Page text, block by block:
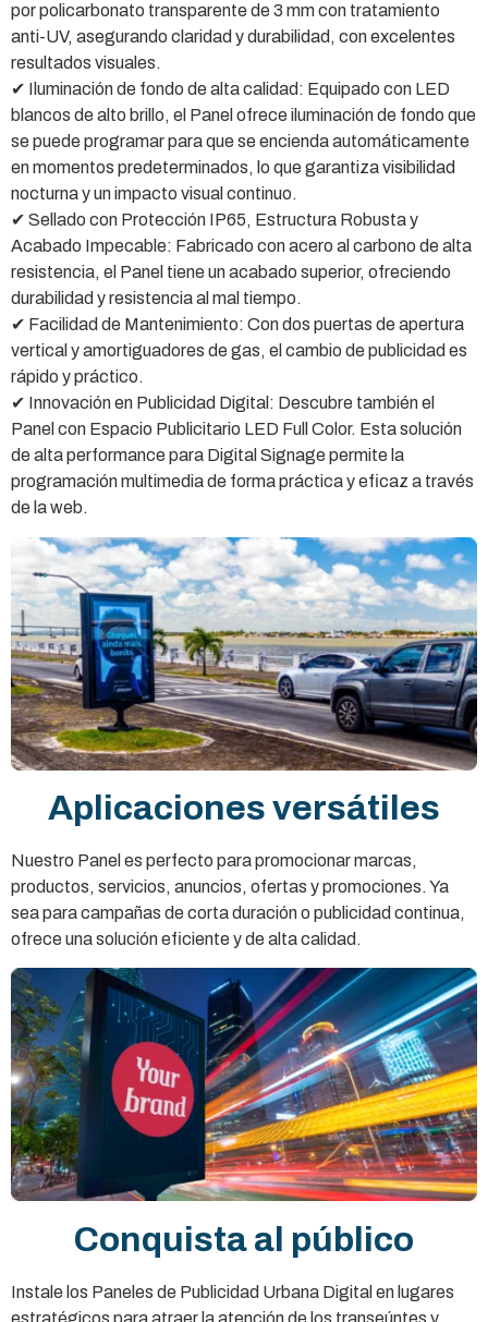
por policarbonato transparente de 3 mm con tratamiento
anti-UV, asegurando claridad y durabilidad, con excelentes
resultados visuales.
✔ Iluminación de fondo de alta calidad: Equipado con LED
blancos de alto brillo, el Panel ofrece iluminación de fondo que
se puede programar para que se encienda automáticamente
en momentos predeterminados, lo que garantiza visibilidad
nocturna y un impacto visual continuo.
✔ Sellado con Protección IP65, Estructura Robusta y
Acabado Impecable: Fabricado con acero al carbono de alta
resistencia, el Panel tiene un acabado superior, ofreciendo
durabilidad y resistencia al mal tiempo.
✔ Facilidad de Mantenimiento: Con dos puertas de apertura
vertical y amortiguadores de gas, el cambio de publicidad es
rápido y práctico.
✔ Innovación en Publicidad Digital: Descubre también el
Panel con Espacio Publicitario LED Full Color. Esta solución
de alta performance para Digital Signage permite la
programación multimedia de forma práctica y eficaz a través
de la web.
Aplicaciones versátiles
Nuestro Panel es perfecto para promocionar marcas,
productos, servicios, anuncios, ofertas y promociones. Ya
sea para campañas de corta duración o publicidad continua,
ofrece una solución eficiente y de alta calidad.
Conquista al público
Instale los Paneles de Publicidad Urbana Digital en lugares
estratégicos para atraer la atención de los transeúntes y